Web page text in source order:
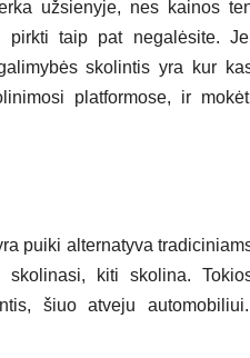
užsienyje, nes kainos
pirkti taip pat negalėsite.
skolintis yra kur
platformose, ir
puiki alternatyva
kiti skolina.
šiuo atveju automobiliui.